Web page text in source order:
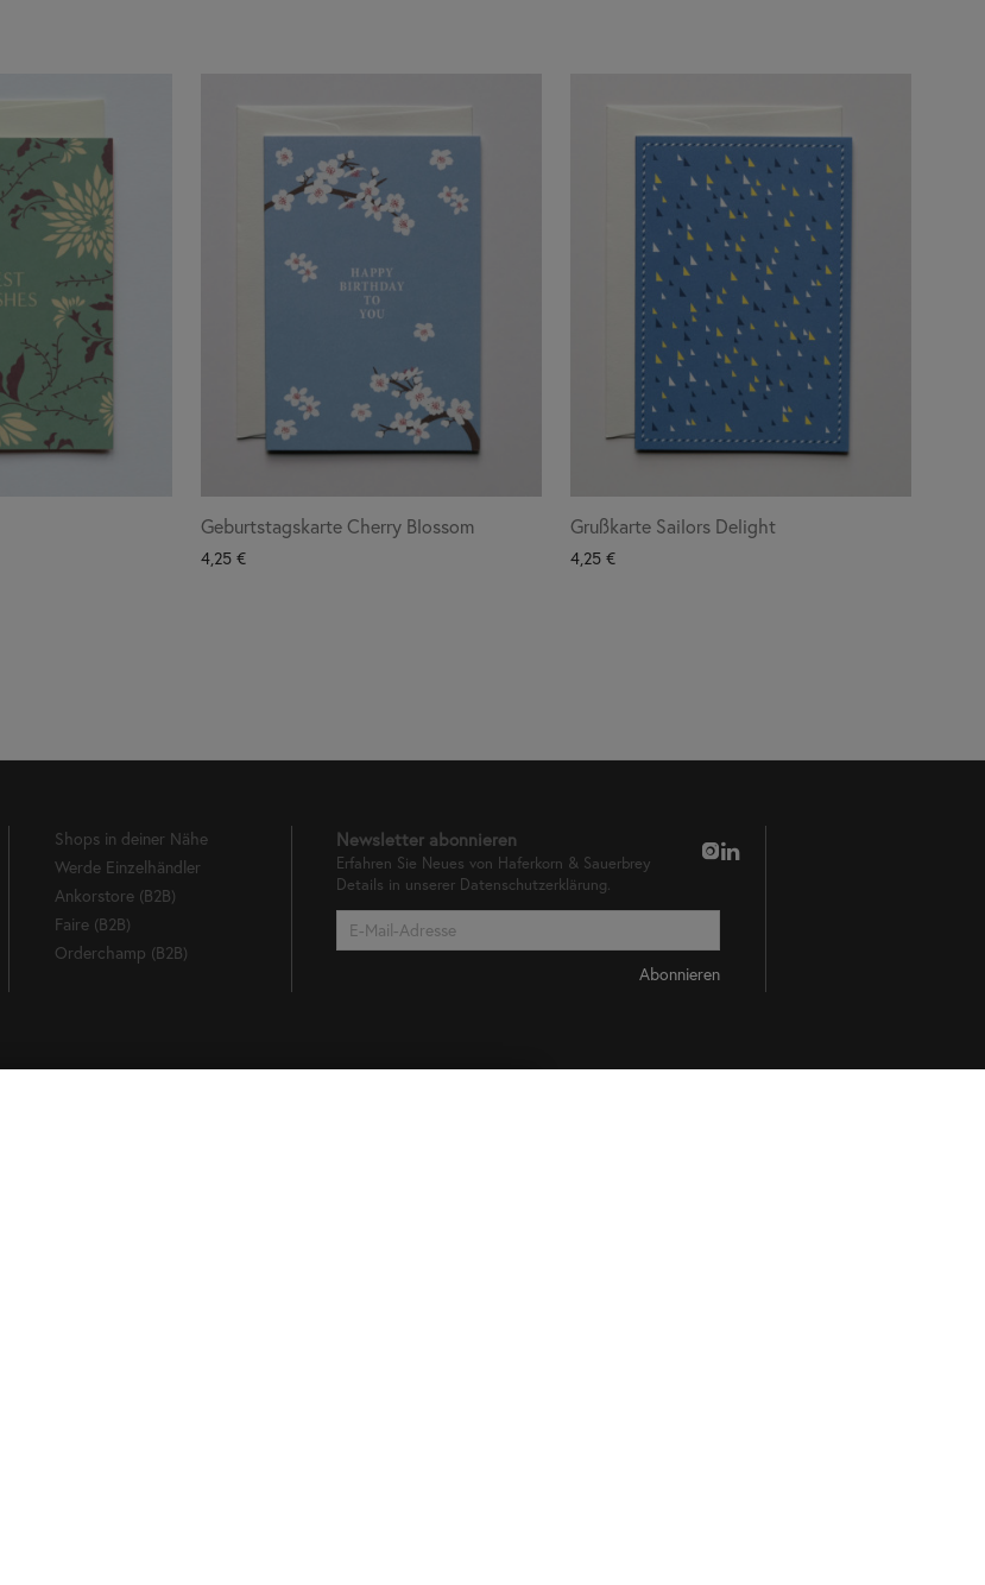
Geburtstagskarte Cherry Blossom
4,25 €
Grußkarte Sailors Delight
4,25 €
Shops in deiner Nähe
Werde Einzelhändler
Ankorstore (B2B)
Faire (B2B)
Orderchamp (B2B)
Newsletter abonnieren
Erfahren Sie Neues von Haferkorn & Sauerbrey
Details in unserer Datenschutzerklärung.